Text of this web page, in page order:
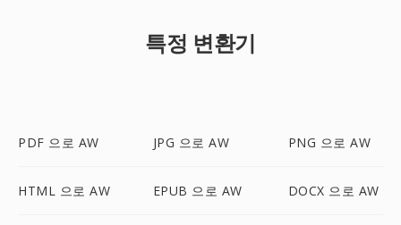
특정 변환기
PDF 으로 AW JPG 으로 AW PNG 으로 AW
HTML 으로 AW EPUB 으로 AW DOCX 으로 AW